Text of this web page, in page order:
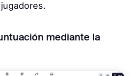
mediante la